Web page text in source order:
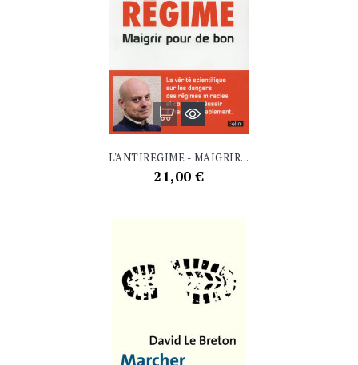
L'ANTIREGIME - MAIGRIR...
Prix
21,00 €